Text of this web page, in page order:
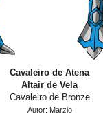
Cavaleiro de Atena
Altair de Vela
Cavaleiro de Bronze
Autor: Marzio